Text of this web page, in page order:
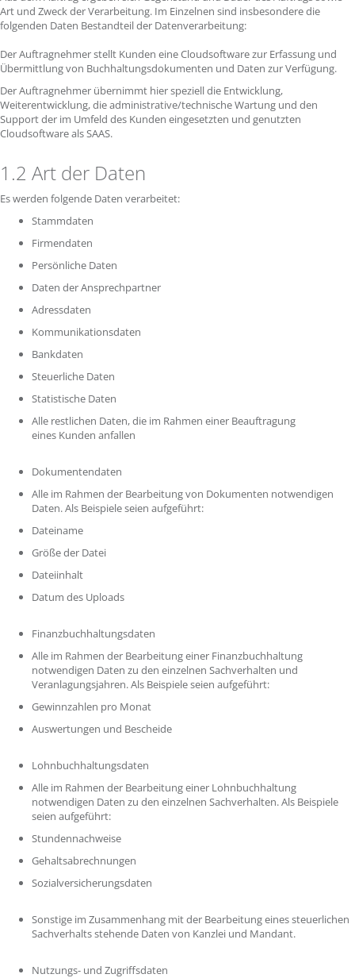
Art und Zweck der Verarbeitung. Im Einzelnen sind insbesondere die
folgenden Daten Bestandteil der Datenverarbeitung:
Der Auftragnehmer stellt Kunden eine Cloudsoftware zur Erfassung und
Übermittlung von Buchhaltungsdokumenten und Daten zur Verfügung.
Der Auftragnehmer übernimmt hier speziell die Entwicklung,
Weiterentwicklung, die administrative/technische Wartung und den
Support der im Umfeld des Kunden eingesetzten und genutzten
Cloudsoftware als SAAS.
1.2 Art der Daten
Es werden folgende Daten verarbeitet:
Stammdaten
Firmendaten
Persönliche Daten
Daten der Ansprechpartner
Adressdaten
Kommunikationsdaten
Bankdaten
Steuerliche Daten
Statistische Daten
Alle restlichen Daten, die im Rahmen einer Beauftragung
eines Kunden anfallen
Dokumentendaten
Alle im Rahmen der Bearbeitung von Dokumenten notwendigen
Daten. Als Beispiele seien aufgeführt:
Dateiname
Größe der Datei
Dateiinhalt
Datum des Uploads
Finanzbuchhaltungsdaten
Alle im Rahmen der Bearbeitung einer Finanzbuchhaltung
notwendigen Daten zu den einzelnen Sachverhalten und
Veranlagungsjahren. Als Beispiele seien aufgeführt:
Gewinnzahlen pro Monat
Auswertungen und Bescheide
Lohnbuchhaltungsdaten
Alle im Rahmen der Bearbeitung einer Lohnbuchhaltung
notwendigen Daten zu den einzelnen Sachverhalten. Als Beispiele
seien aufgeführt:
Stundennachweise
Gehaltsabrechnungen
Sozialversicherungsdaten
Sonstige im Zusammenhang mit der Bearbeitung eines steuerlichen
Sachverhalts stehende Daten von Kanzlei und Mandant.
Nutzungs- und Zugriffsdaten